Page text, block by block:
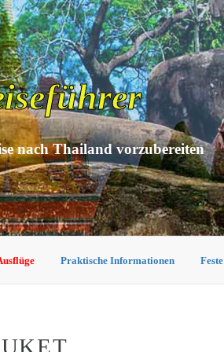
nach Thailand vorzubereiten
Praktische Informationen Feste